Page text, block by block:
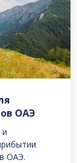
ОАЭ
и
ОАЭ.